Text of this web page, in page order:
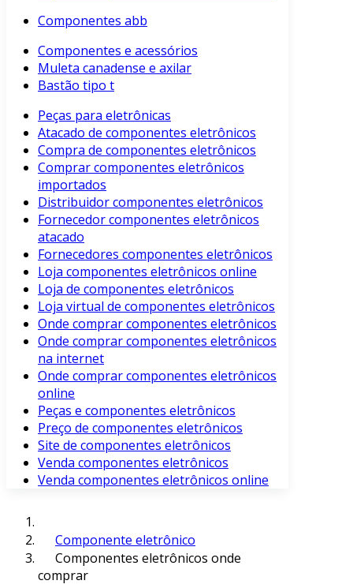
Componentes abb
Componentes e acessórios
Muleta canadense e axilar
Bastão tipo t
Peças para eletrônicas
Atacado de componentes eletrônicos
Compra de componentes eletrônicos
Comprar componentes eletrônicos
importados
Distribuidor componentes eletrônicos
Fornecedor componentes eletrônicos
atacado
Fornecedores componentes eletrônicos
Loja componentes eletrônicos online
Loja de componentes eletrônicos
Loja virtual de componentes eletrônicos
Onde comprar componentes eletrônicos
Onde comprar componentes eletrônicos
na internet
Onde comprar componentes eletrônicos
online
Peças e componentes eletrônicos
Preço de componentes eletrônicos
Site de componentes eletrônicos
Venda componentes eletrônicos
Venda componentes eletrônicos online
Componente eletrônico
Componentes eletrônicos onde
comprar